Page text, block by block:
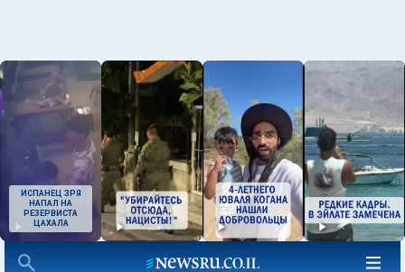
ИСПАНЕЦ ЗРЯ
НАПАЛ НА
РЕЗЕРВИСТА
ЦАХАЛА